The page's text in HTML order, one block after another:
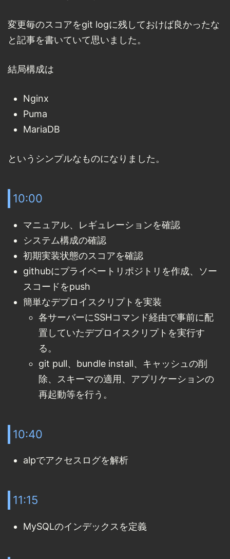
変更毎のスコアをgit logに残しておけば良かったな
と記事を書いていて思いました。
結局構成は
Nginx
Puma
MariaDB
というシンプルなものになりました。
10:00
マニュアル、レギュレーションを確認
システム構成の確認
初期実装状態のスコアを確認
githubにプライベートリポジトリを作成、ソー
スコードをpush
簡単なデプロイスクリプトを実装
各サーバーにSSHコマンド経由で事前に配
置していたデプロイスクリプトを実行す
る。
git pull、bundle install、キャッシュの削
除、スキーマの適用、アプリケーションの
再起動等を行う。
10:40
alpでアクセスログを解析
11:15
MySQLのインデックスを定義